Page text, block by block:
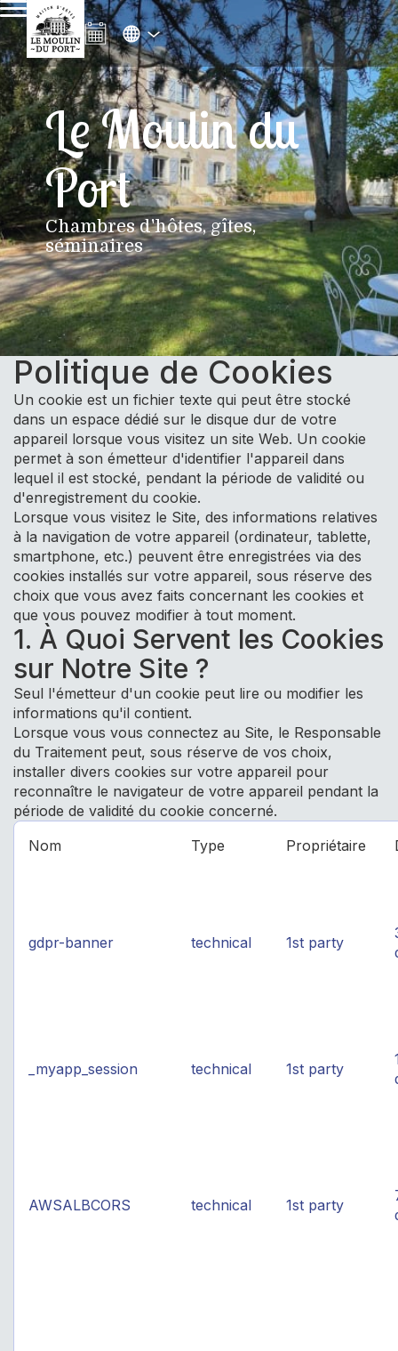
Le Moulin du
Port
Chambres d'hôtes, gîtes,
séminaires
Politique de Cookies
Un cookie est un fichier texte qui peut être stocké
dans un espace dédié sur le disque dur de votre
appareil lorsque vous visitez un site Web. Un cookie
permet à son émetteur d'identifier l'appareil dans
lequel il est stocké, pendant la période de validité ou
d'enregistrement du cookie.
Lorsque vous visitez le Site, des informations relatives
à la navigation de votre appareil (ordinateur, tablette,
smartphone, etc.) peuvent être enregistrées via des
cookies installés sur votre appareil, sous réserve des
choix que vous avez faits concernant les cookies et
que vous pouvez modifier à tout moment.
1. À Quoi Servent les Cookies
sur Notre Site ?
Seul l'émetteur d'un cookie peut lire ou modifier les
informations qu'il contient.
Lorsque vous vous connectez au Site, le Responsable
du Traitement peut, sous réserve de vos choix,
installer divers cookies sur votre appareil pour
reconnaître le navigateur de votre appareil pendant la
période de validité du cookie concerné.
Nom
Type Propriétaire
gdpr-banner technical 1st party
_myapp_session technical 1st party
AWSALBCORS technical 1st party